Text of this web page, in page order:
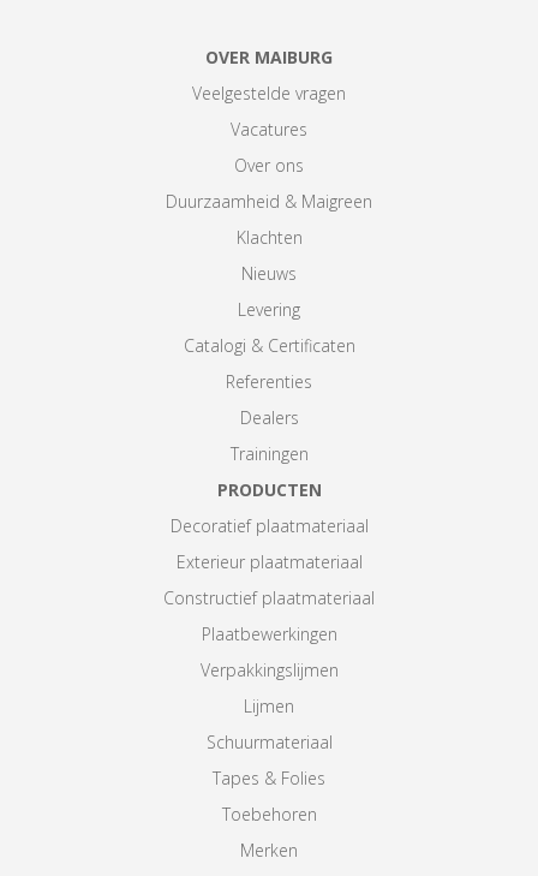
OVER MAIBURG
Veelgestelde vragen
Vacatures
Over ons
Duurzaamheid & Maigreen
Klachten
Nieuws
Levering
Catalogi & Certificaten
Referenties
Dealers
Trainingen
PRODUCTEN
Decoratief plaatmateriaal
Exterieur plaatmateriaal
Constructief plaatmateriaal
Plaatbewerkingen
Verpakkingslijmen
Lijmen
Schuurmateriaal
Tapes & Folies
Toebehoren
Merken